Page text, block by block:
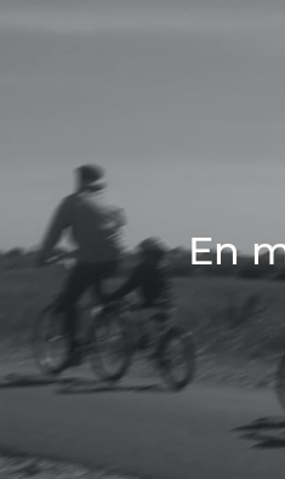
En